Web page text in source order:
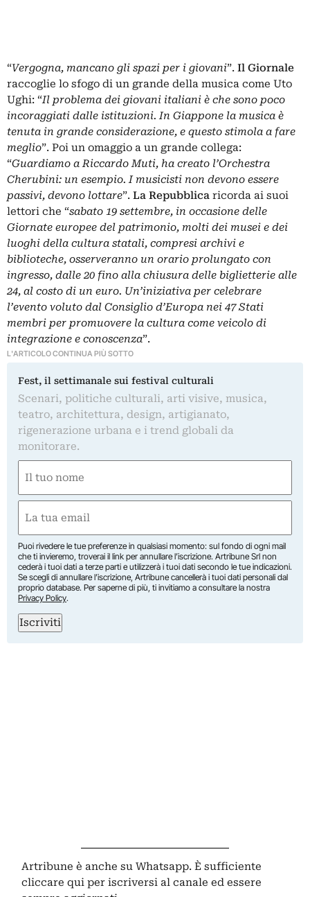
“Vergogna, mancano gli spazi per i giovani”. Il Giornale
raccoglie lo sfogo di un grande della musica come Uto
Ughi: “Il problema dei giovani italiani è che sono poco
incoraggiati dalle istituzioni. In Giappone la musica è
tenuta in grande considerazione, e questo stimola a fare
meglio”. Poi un omaggio a un grande collega:
“Guardiamo a Riccardo Muti, ha creato l’Orchestra
Cherubini: un esempio. I musicisti non devono essere
passivi, devono lottare”. La Repubblica ricorda ai suoi
lettori che “sabato 19 settembre, in occasione delle
Giornate europee del patrimonio, molti dei musei e dei
luoghi della cultura statali, compresi archivi e
biblioteche, osserveranno un orario prolungato con
ingresso, dalle 20 fino alla chiusura delle biglietterie alle
24, al costo di un euro. Un’iniziativa per celebrare
l’evento voluto dal Consiglio d’Europa nei 47 Stati
membri per promuovere la cultura come veicolo di
integrazione e conoscenza”.
L'ARTICOLO CONTINUA PIÙ SOTTO
Fest, il settimanale sui festival culturali
Scenari, politiche culturali, arti visive, musica,
teatro, architettura, design, artigianato,
rigenerazione urbana e i trend globali da
monitorare.
(Obbligatorio)
(Obbligatorio)
Puoi rivedere le tue preferenze in qualsiasi momento: sul fondo di ogni mail
che ti invieremo, troverai il link per annullare l’iscrizione. Artribune Srl non
cederà i tuoi dati a terze parti e utilizzerà i tuoi dati secondo le tue indicazioni.
Se scegli di annullare l’iscrizione, Artribune cancellerà i tuoi dati personali dal
proprio database. Per saperne di più, ti invitiamo a consultare la nostra
Privacy Policy.
Iscriviti
Artribune è anche su Whatsapp. È sufficiente
cliccare qui per iscriversi al canale ed essere